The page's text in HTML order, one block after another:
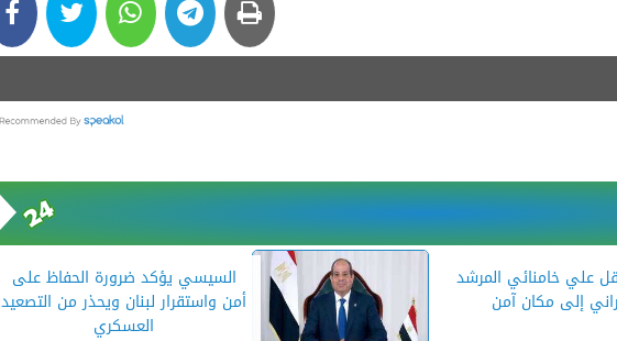
علي خامنائي المرشد
إلى مكان آمن
السيسي يؤكد ضرورة الحفاظ على
أمن واستقرار لبنان ويحذر من التصعيد
العسكري